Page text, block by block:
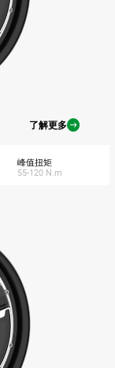
了解更多
峰值扭矩
55-120 N.m